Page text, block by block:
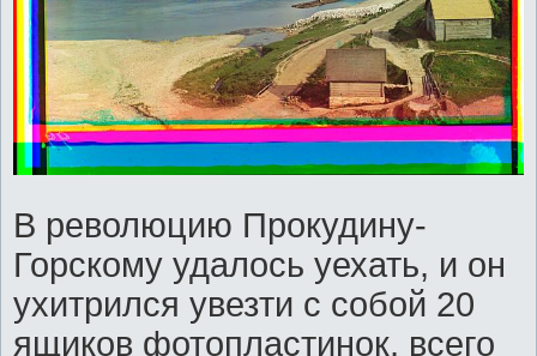
В революцию Прокудину-
Горскому удалось уехать, и он
ухитрился увезти с собой 20
ящиков фотопластинок, всего